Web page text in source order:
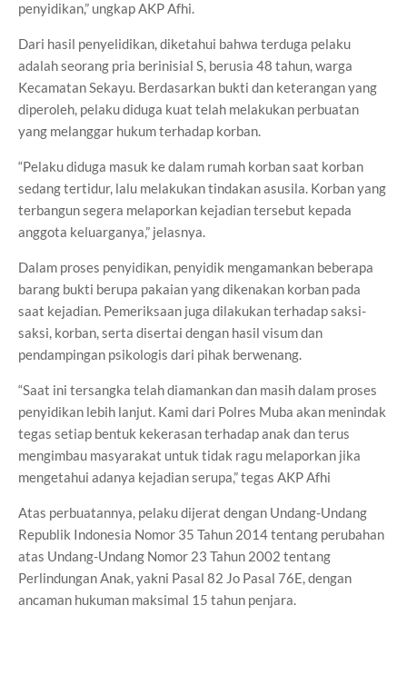
penyidikan,” ungkap AKP Afhi.
Dari hasil penyelidikan, diketahui bahwa terduga pelaku
adalah seorang pria berinisial S, berusia 48 tahun, warga
Kecamatan Sekayu. Berdasarkan bukti dan keterangan yang
diperoleh, pelaku diduga kuat telah melakukan perbuatan
yang melanggar hukum terhadap korban.
“Pelaku diduga masuk ke dalam rumah korban saat korban
sedang tertidur, lalu melakukan tindakan asusila. Korban yang
terbangun segera melaporkan kejadian tersebut kepada
anggota keluarganya,” jelasnya.
Dalam proses penyidikan, penyidik mengamankan beberapa
barang bukti berupa pakaian yang dikenakan korban pada
saat kejadian. Pemeriksaan juga dilakukan terhadap saksi-
saksi, korban, serta disertai dengan hasil visum dan
pendampingan psikologis dari pihak berwenang.
“Saat ini tersangka telah diamankan dan masih dalam proses
penyidikan lebih lanjut. Kami dari Polres Muba akan menindak
tegas setiap bentuk kekerasan terhadap anak dan terus
mengimbau masyarakat untuk tidak ragu melaporkan jika
mengetahui adanya kejadian serupa,” tegas AKP Afhi
Atas perbuatannya, pelaku dijerat dengan Undang-Undang
Republik Indonesia Nomor 35 Tahun 2014 tentang perubahan
atas Undang-Undang Nomor 23 Tahun 2002 tentang
Perlindungan Anak, yakni Pasal 82 Jo Pasal 76E, dengan
ancaman hukuman maksimal 15 tahun penjara.